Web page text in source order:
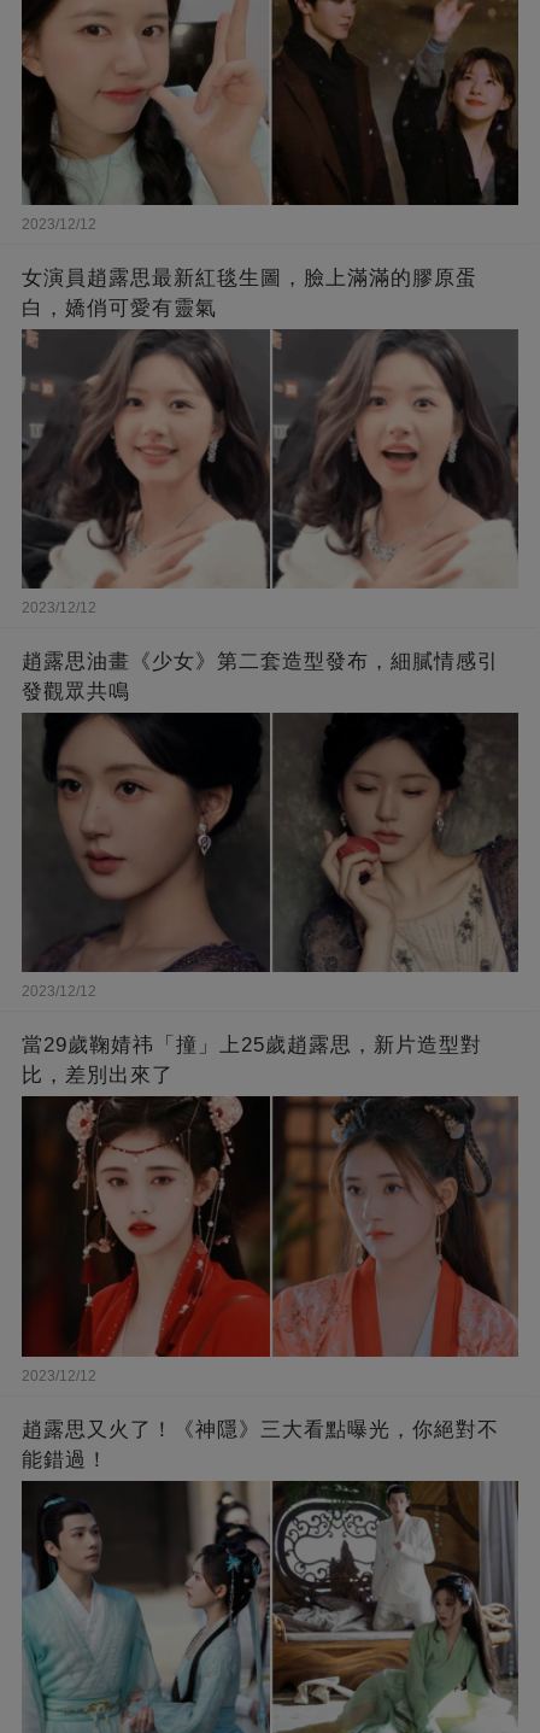
2023/12/12
女演員趙露思最新紅毯生圖，臉上滿滿的膠原蛋
白，嬌俏可愛有靈氣
2023/12/12
趙露思油畫《少女》第二套造型發布，細膩情感引
發觀眾共鳴
2023/12/12
當29歲鞠婧祎「撞」上25歲趙露思，新片造型對
比，差別出來了
2023/12/12
趙露思又火了！《神隱》三大看點曝光，你絕對不
能錯過！